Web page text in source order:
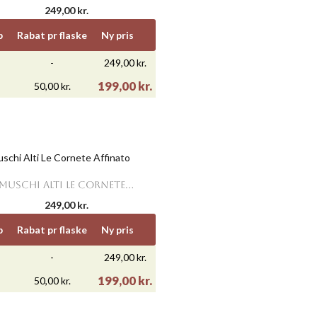
249,00 kr.
Rabat pr flaske Ny pris
-
249,00 kr.
50,00 kr. 199,00 kr.
 Vis her
MUSCHI ALTI LE CORNETE...
249,00 kr.
Rabat pr flaske Ny pris
-
249,00 kr.
50,00 kr. 199,00 kr.